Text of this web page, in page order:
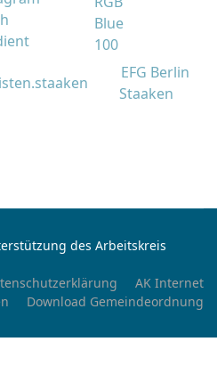
EFG Berlin
Staaken
des Arbeitskreis
AK Internet
Download Gemeindeordnung